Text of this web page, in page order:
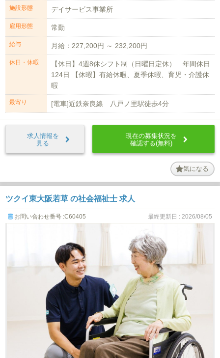
施設形態 デイサービス事業所
雇用形態 常勤
給与 月給：227,200円 ～ 232,200円
休日・休暇
【休日】4週8休シフト制（日曜日定休） 年間休日
124日 【休暇】有給休暇、夏季休暇、育児・介護休
暇
最寄り [電車]近鉄奈良線 八戸ノ里駅徒歩4分
求人情報を
見る
現在の募集状況を
確認する(無料)
気になる
ツクイ東大阪若草 の社会福祉士 求人
お問い合わせ番号 :C60405 最終更新日 : 2026/08/05